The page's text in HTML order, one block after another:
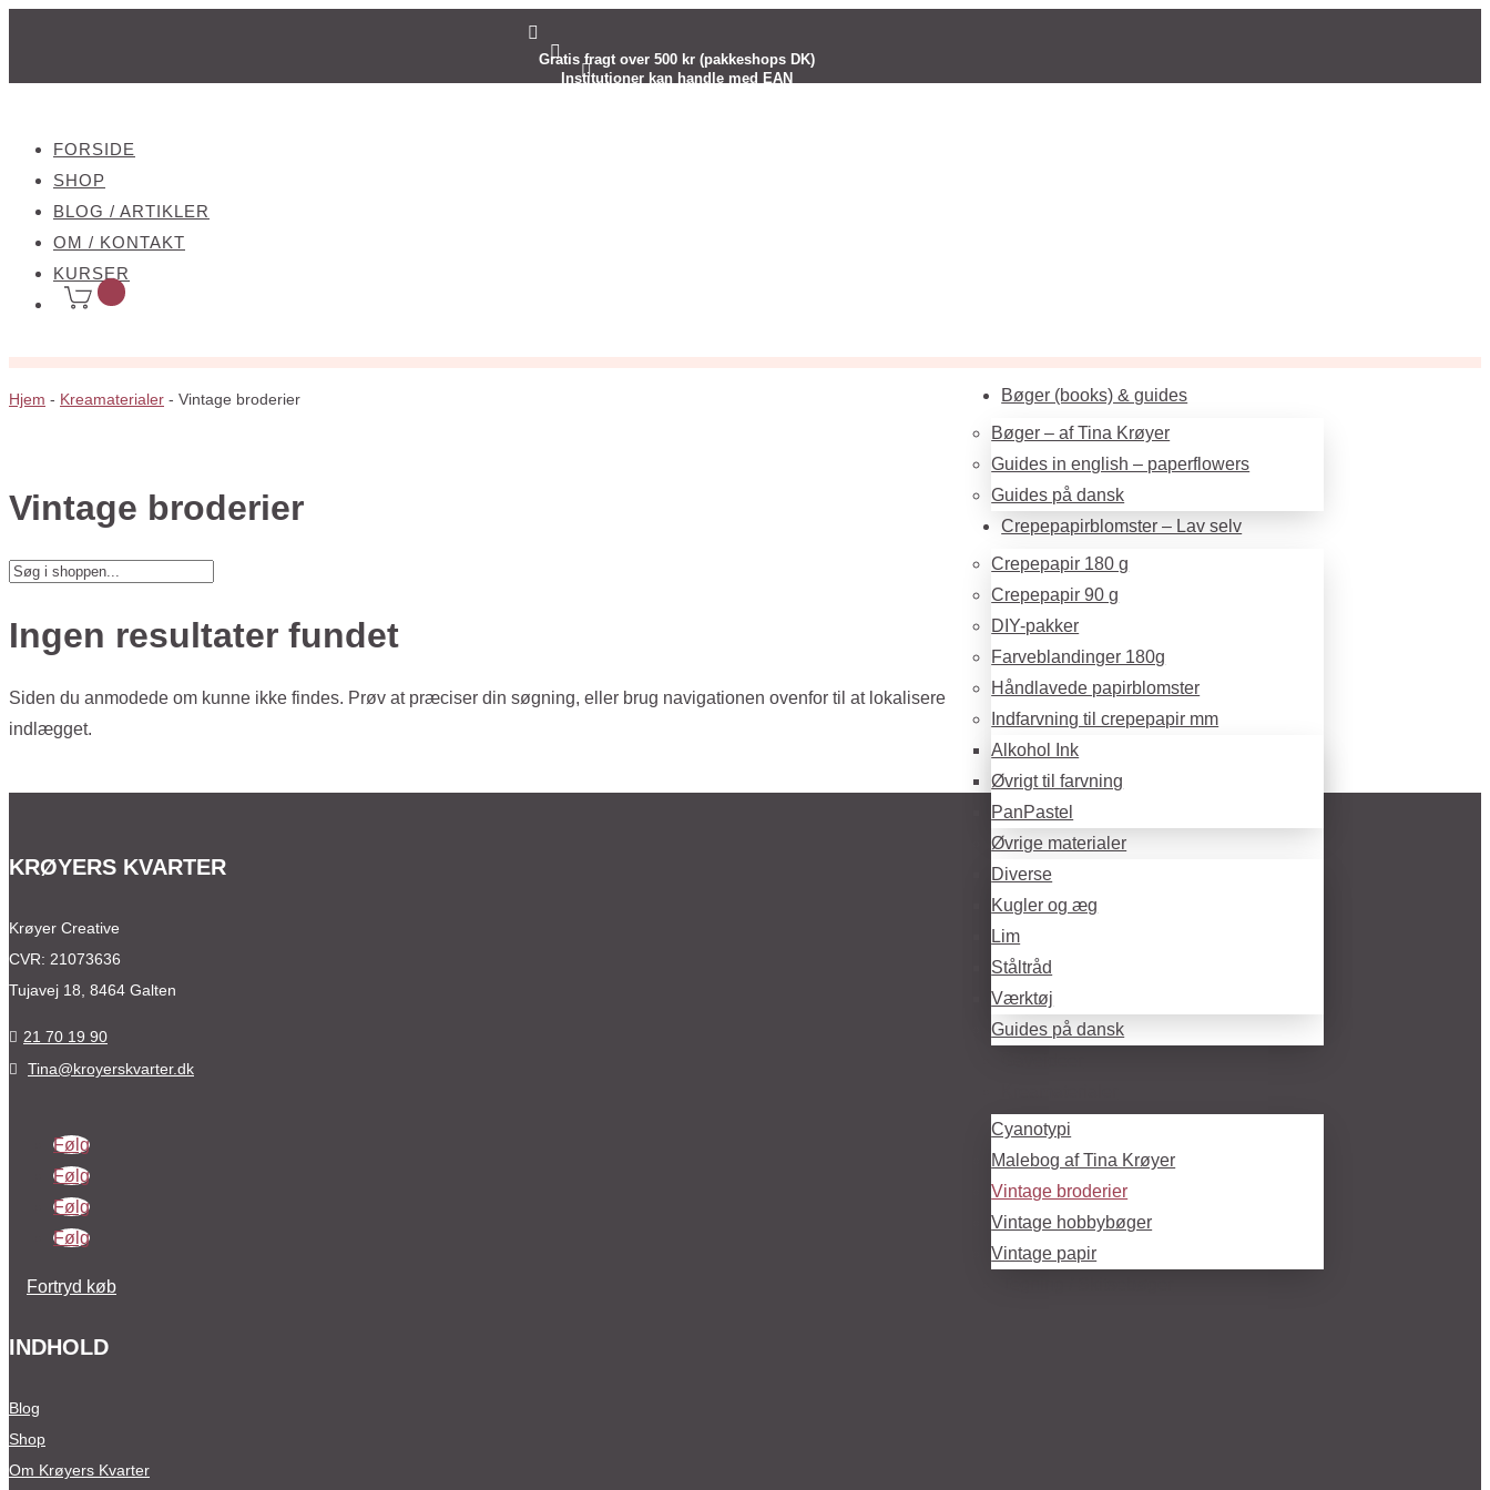

Gratis fragt over 500 kr (pakkeshops DK)

Institutioner kan handle med EAN

FORSIDE
SHOP
BLOG / ARTIKLER
OM / KONTAKT
KURSER
Bøger (books) & guides
Bøger – af Tina Krøyer
Guides in english – paperflowers
Guides på dansk
Crepepapirblomster – Lav selv
Crepepapir 180 g
Crepepapir 90 g
DIY-pakker
Farveblandinger 180g
Håndlavede papirblomster
Indfarvning til crepepapir mm
Alkohol Ink
Øvrigt til farvning
PanPastel
Øvrige materialer
Diverse
Kugler og æg
Lim
Ståltråd
Værktøj
Guides på dansk
Cyanotypi
Malebog af Tina Krøyer
Vintage broderier
Vintage hobbybøger
Vintage papir
Hjem - Kreamaterialer - Vintage broderier
Vintage broderier
Ingen resultater fundet
Siden du anmodede om kunne ikke findes. Prøv at præciser din søgning, eller brug navigationen ovenfor til at lokalisere
indlægget.
KRØYERS KVARTER
Krøyer Creative
CVR: 21073636
Tujavej 18, 8464 Galten
 21 70 19 90
 Tina@kroyerskvarter.dk
Følg
Følg
Følg
Følg
Fortryd køb
INDHOLD
Blog
Shop
Om Krøyers Kvarter